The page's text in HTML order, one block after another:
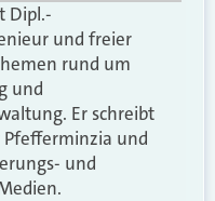
Dipl.-
und freier
rund um
und
Er schreibt
und
und